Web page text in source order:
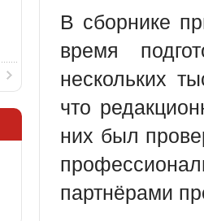
В сборнике
время
нескольких
что
них был
партнёрами